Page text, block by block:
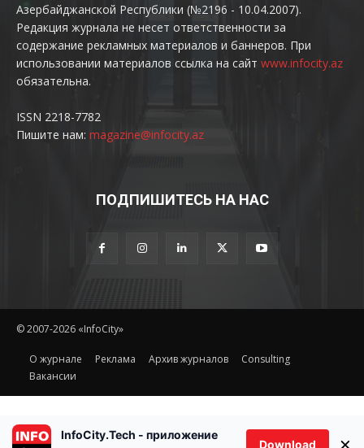
Азербайджанской Республики (№2196 - 10.04.2007).
Редакция журнала не несет ответственности за
содержание рекламных материалов и баннеров. При
использовании материалов ссылка на сайт www.infocity.az
обязательна.
ISSN 2218-7782
Пишите нам: magazine@infocity.az
ПОДПИШИТЕСЬ НА НАС
© 2007-2026 «InfoCity»
O журнале Реклама Архив журналов
Consulting
Вакансии
InfoCity.Tech - приложение
Download